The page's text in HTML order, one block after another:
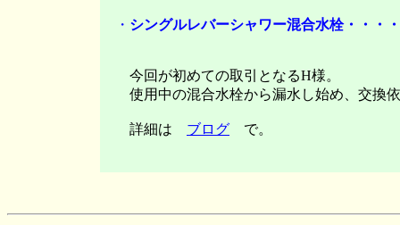
・ シングルレバーシャワー混合水栓・・・
今回が初めての取引となるH様。
使用中の混合水栓から漏水し始め、交換
詳細は ブログ で。